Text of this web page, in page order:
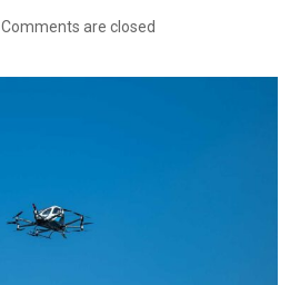
Comments are closed